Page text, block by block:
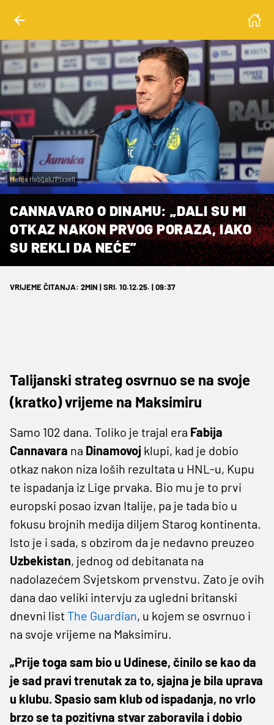
Matija Habljak/PIxsell
CANNAVARO O DINAMU: „DALI SU MI
OTKAZ NAKON PRVOG PORAZA, IAKO
SU REKLI DA NEĆE”
VRIJEME ČITANJA: 2MIN | SRI. 10.12.25. | 09:37
Talijanski strateg osvrnuo se na svoje
(kratko) vrijeme na Maksimiru
Samo 102 dana. Toliko je trajal era Fabija
Cannavara na Dinamovoj klupi, kad je dobio
otkaz nakon niza loših rezultata u HNL-u, Kupu
te ispadanja iz Lige prvaka. Bio mu je to prvi
europski posao izvan Italije, pa je tada bio u
fokusu brojnih medija diljem Starog kontinenta.
Isto je i sada, s obzirom da je nedavno preuzeo
Uzbekistan, jednog od debitanata na
nadolazećem Svjetskom prvenstvu. Zato je ovih
dana dao veliki intervju za ugledni britanski
dnevni listThe Guardian, u kojem se osvrnuo i
na svoje vrijeme na Maksimiru.
„Prije toga sam bio u Udinese, činilo se kao da
je sad pravi trenutak za to, sjajna je bila uprava
u klubu. Spasio sam klub od ispadanja, no vrlo
brzo se ta pozitivna stvar zaboravila i dobio